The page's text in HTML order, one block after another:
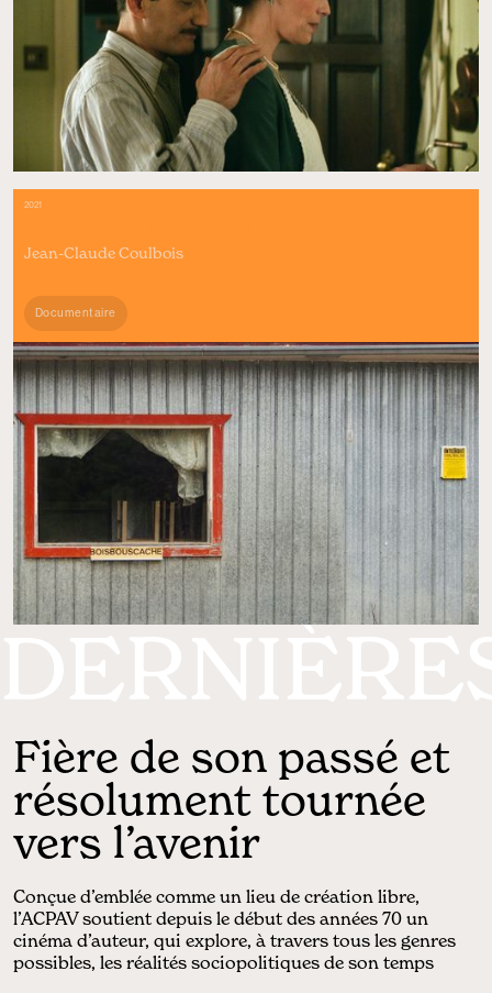
2021
Jean-Claude Coulbois
Documentaire
Fière de son passé et
résolument tournée
vers l’avenir
Conçue d’emblée comme un lieu de création libre,
l’ACPAV soutient depuis le début des années 70 un
cinéma d’auteur, qui explore, à travers tous les genres
possibles, les réalités sociopolitiques de son temps